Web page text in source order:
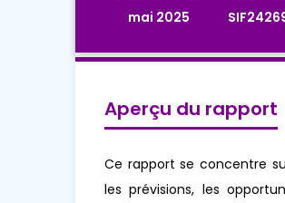
mai 2025
Aperçu du rapport
Ce rapport se concentre
les prévisions, les